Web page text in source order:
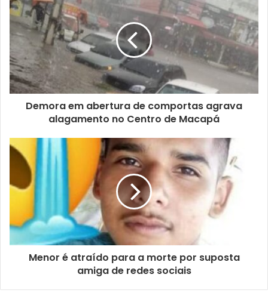
Demora em abertura de comportas agrava
alagamento no Centro de Macapá
Menor é atraído para a morte por suposta
amiga de redes sociais